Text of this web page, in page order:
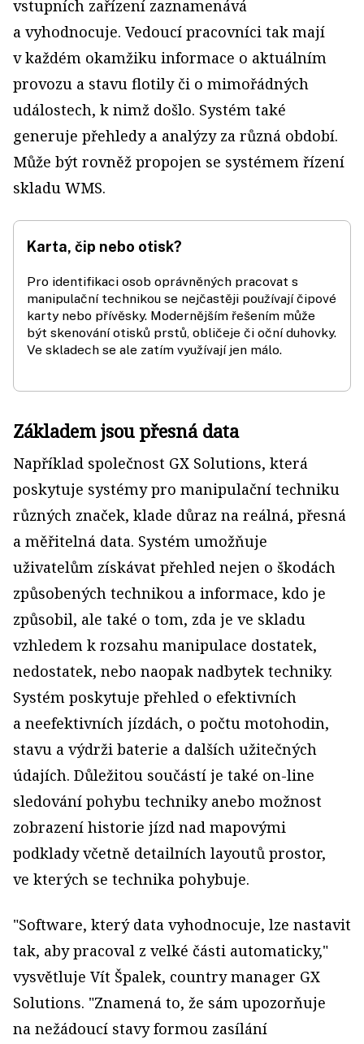
vstupních zařízení zaznamenává
a vyhodnocuje. Vedoucí pracovníci tak mají
v každém okamžiku informace o aktuálním
provozu a stavu flotily či o mimořádných
událostech, k nimž došlo. Systém také
generuje přehledy a analýzy za různá období.
Může být rovněž propojen se systémem řízení
skladu WMS.
Karta, čip nebo otisk?
Pro identifikaci osob oprávněných pracovat s
manipulační technikou se nejčastěji používají čipové
karty nebo přívěsky. Modernějším řešením může
být skenování otisků prstů, obličeje či oční duhovky.
Ve skladech se ale zatím využívají jen málo.
Základem jsou přesná data
Například společnost GX Solutions, která
poskytuje systémy pro manipulační techniku
různých značek, klade důraz na reálná, přesná
a měřitelná data. Systém umožňuje
uživatelům získávat přehled nejen o škodách
způsobených technikou a informace, kdo je
způsobil, ale také o tom, zda je ve skladu
vzhledem k rozsahu manipulace dostatek,
nedostatek, nebo naopak nadbytek techniky.
Systém poskytuje přehled o efektivních
a neefektivních jízdách, o počtu motohodin,
stavu a výdrži baterie a dalších užitečných
údajích. Důležitou součástí je také on-line
sledování pohybu techniky anebo možnost
zobrazení historie jízd nad mapovými
podklady včetně detailních layoutů prostor,
ve kterých se technika pohybuje.
"Software, který data vyhodnocuje, lze nastavit
tak, aby pracoval z velké části automaticky,"
vysvětluje Vít Špalek, country manager GX
Solutions. "Znamená to, že sám upozorňuje
na nežádoucí stavy formou zasílání